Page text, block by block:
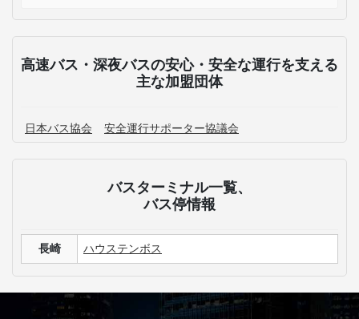
高速バス・深夜バスの安心・安全な運行を支える
主な加盟団体
日本バス協会 安全運行サポーター協議会
バスターミナル一覧、
バス停情報
長崎 ハウステンボス